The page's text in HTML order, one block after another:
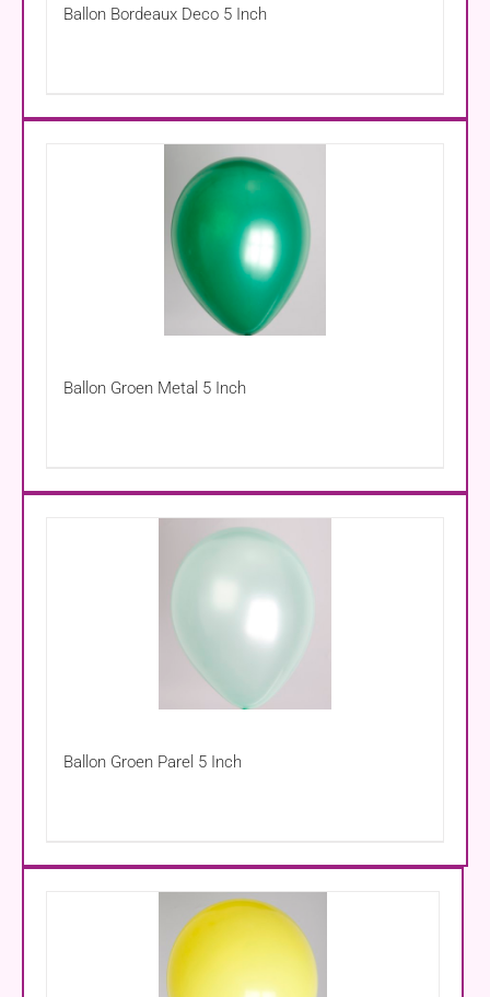
Ballon Bordeaux Deco 5 Inch
Ballon Groen Metal 5 Inch
Ballon Groen Parel 5 Inch